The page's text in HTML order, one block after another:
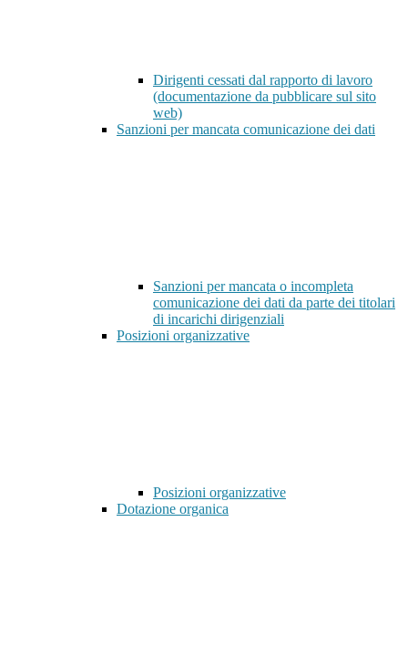
Dirigenti cessati dal rapporto di lavoro
(documentazione da pubblicare sul sito
web)
Sanzioni per mancata comunicazione dei dati
Sanzioni per mancata o incompleta
comunicazione dei dati da parte dei titolari
di incarichi dirigenziali
Posizioni organizzative
Posizioni organizzative
Dotazione organica